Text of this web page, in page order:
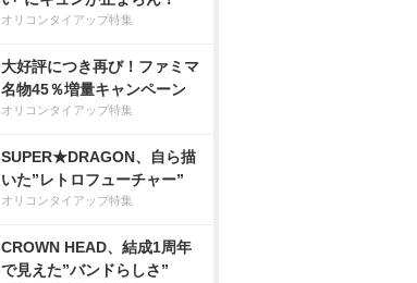
オリコンタイアップ特集
大好評につき再び！ファミマ
名物45％増量キャンペーン
オリコンタイアップ特集
SUPER★DRAGON、自ら描
いた”レトロフューチャー”
オリコンタイアップ特集
CROWN HEAD、結成1周年
で見えた”バンドらしさ”